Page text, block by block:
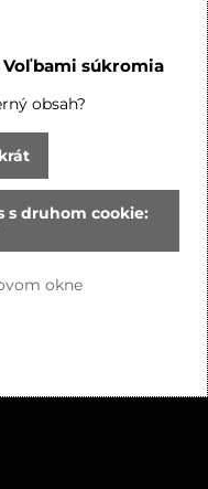
Voľbami súkromia
obsah?
s druhom cookie:
okne